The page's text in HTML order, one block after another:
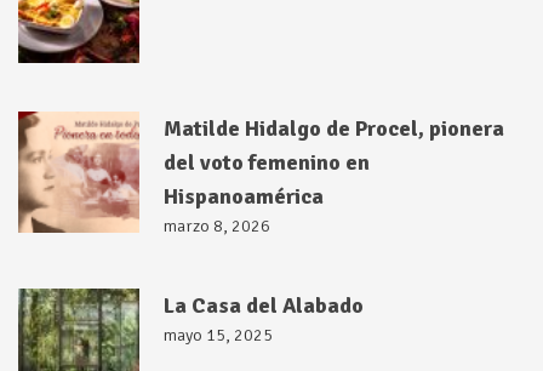
Matilde Hidalgo de Procel, pionera
del voto femenino en
Hispanoamérica
marzo 8, 2026
La Casa del Alabado
mayo 15, 2025